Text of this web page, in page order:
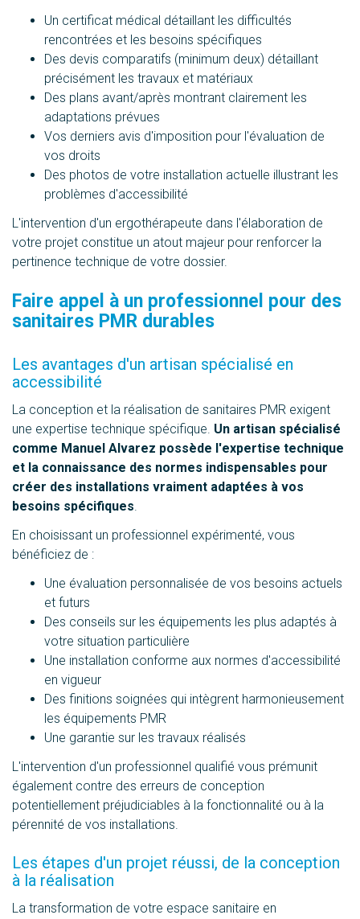
Un certificat médical détaillant les difficultés
rencontrées et les besoins spécifiques
Des devis comparatifs (minimum deux) détaillant
précisément les travaux et matériaux
Des plans avant/après montrant clairement les
adaptations prévues
Vos derniers avis d'imposition pour l'évaluation de
vos droits
Des photos de votre installation actuelle illustrant les
problèmes d'accessibilité
L'intervention d'un ergothérapeute dans l'élaboration de
votre projet constitue un atout majeur pour renforcer la
pertinence technique de votre dossier.
Faire appel à un professionnel pour des
sanitaires PMR durables
Les avantages d'un artisan spécialisé en
accessibilité
La conception et la réalisation de sanitaires PMR exigent
une expertise technique spécifique. Un artisan spécialisé
comme Manuel Alvarez possède l'expertise technique
et la connaissance des normes indispensables pour
créer des installations vraiment adaptées à vos
besoins spécifiques.
En choisissant un professionnel expérimenté, vous
bénéficiez de :
Une évaluation personnalisée de vos besoins actuels
et futurs
Des conseils sur les équipements les plus adaptés à
votre situation particulière
Une installation conforme aux normes d'accessibilité
en vigueur
Des finitions soignées qui intègrent harmonieusement
les équipements PMR
Une garantie sur les travaux réalisés
L'intervention d'un professionnel qualifié vous prémunit
également contre des erreurs de conception
potentiellement préjudiciables à la fonctionnalité ou à la
pérennité de vos installations.
Les étapes d'un projet réussi, de la conception
à la réalisation
La transformation de votre espace sanitaire en